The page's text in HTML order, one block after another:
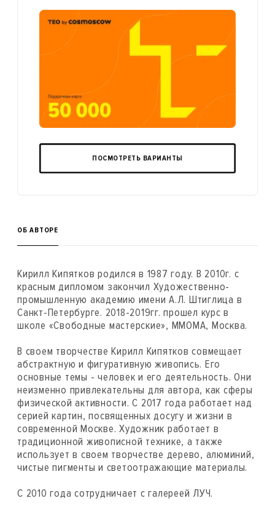
ПОСМОТРЕТЬ ВАРИАНТЫ
ОБ АВТОРЕ
Кирилл Кипятков родился в 1987 году. В 2010г. с
красным дипломом закончил Художественно-
промышленную академию имени А.Л. Штиглица в
Санкт-Петербурге. 2018-2019гг. прошел курс в
школе «Свободные мастерские», ММОМА, Москва.
В своем творчестве Кирилл Кипятков совмещает
абстрактную и фигуративную живопись. Его
основные темы - человек и его деятельность. Они
неизменно привлекательны для автора, как сферы
физической активности. С 2017 года работает над
серией картин, посвященных досугу и жизни в
современной Москве. Художник работает в
традиционной живописной технике, а также
использует в своем творчестве дерево, алюминий,
чистые пигменты и светоотражающие материалы.
С 2010 года сотрудничает с галереей ЛУЧ.